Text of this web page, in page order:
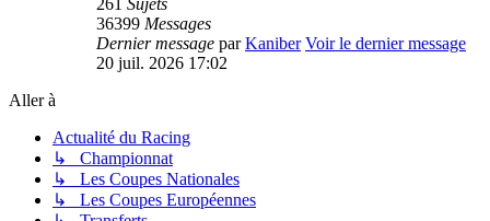
36399 Messages
Dernier message parKaniber Voir le dernier message
20 juil. 2026 17:02
Aller à
Actualité du Racing
↳ Championnat
↳ Les Coupes Nationales
↳ Les Coupes Européennes